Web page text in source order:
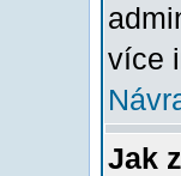
více
Jak